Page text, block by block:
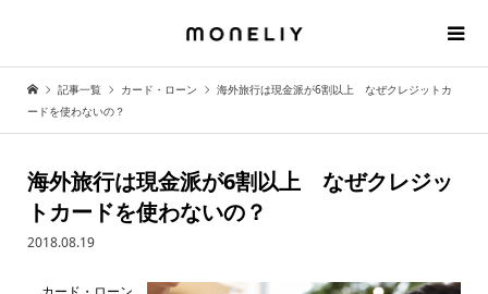
記事一覧 カード・ローン
海外旅行は現金派が6割以上 なぜクレジットカ
ードを使わないの？
海外旅行は現金派が6割以上 なぜクレジッ
トカードを使わないの？
2018.08.19